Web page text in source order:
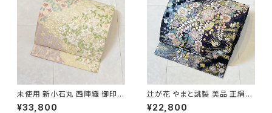
未使用 新小石丸 西陣織 御印華
唐織 花柄 袋帯 正絹 金糸 白 ク
¥33,800
辻が花 やまと誂製 美品 正絹
金糸 袋帯 黒 紺 紫 パステルカ
¥22,800